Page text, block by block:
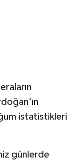
istatistikleri
günlerde